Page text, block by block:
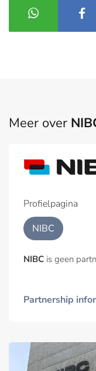
Meer over
Profielpagina
NIBC
NIBC is geen
Partnership